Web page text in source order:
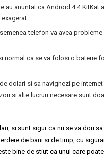
anuntat ca Android 4.4 KitKat
telefon va avea
normal ca se va folosi o baterie
dolari si sa navighezi pe
si alte lucruri necesare sunt
si sunt sigur ca nu se va dori sa
de bani si de timp, cu
bine de stiut ca unul care